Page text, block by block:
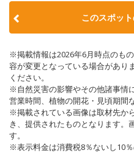
このスポッ
※掲載情報は2026年6月時点のも
容が変更となっている場合があり
ください。
※自然災害の影響やその他諸事情
営業時間、植物の開花・見頃期間
※掲載されている画像は取材先か
き、提供されたものとなります。
す。
※表示料金は消費税8％ないし10％